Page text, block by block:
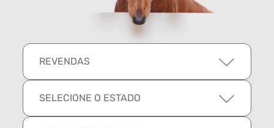
REVENDAS
SELECIONE O ESTADO